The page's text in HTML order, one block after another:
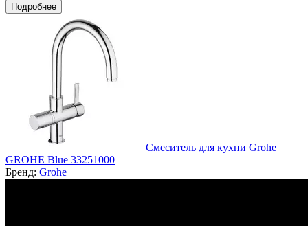
Подробнее
Смеситель для кухни Grohe
GROHE Blue 33251000
Бренд: Grohe